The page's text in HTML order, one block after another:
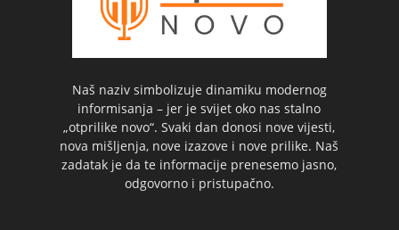
Naš naziv simbolizuje dinamiku modernog
informisanja – jer je svijet oko nas stalno
„otprilike novo“. Svaki dan donosi nove vijesti,
nova mišljenja, nove izazove i nove prilike. Naš
zadatak je da te informacije prenesemo jasno,
odgovorno i pristupačno.